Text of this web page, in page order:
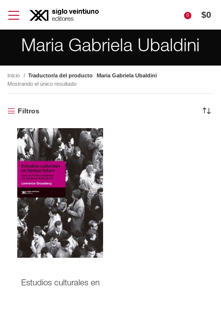
0 $0
Maria Gabriela Ubaldini
Inicio Traductor/a del producto
Maria Gabriela Ubaldini
Mostrando el único resultado
Filtros
Estudios culturales en